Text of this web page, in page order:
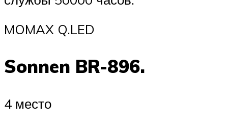
MOMAX Q.LED
Sonnen BR-896.
4 место